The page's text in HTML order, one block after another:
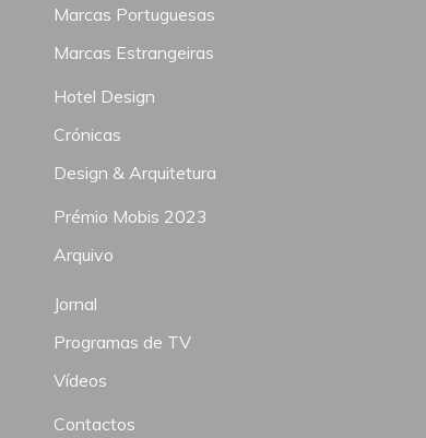
Marcas Portuguesas
Marcas Estrangeiras
Hotel Design
Crónicas
Design & Arquitetura
Prémio Mobis 2023
Arquivo
Jornal
Programas de TV
Vídeos
Contactos